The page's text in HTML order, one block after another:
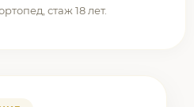
стаж 18 лет.